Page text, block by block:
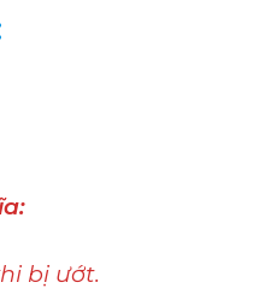
bị ướt.